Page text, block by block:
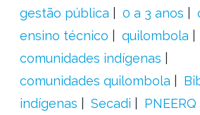
gestão pública
0 a 3 anos
ensino técnico
quilombola
comunidades indígenas
comunidades quilombola
indígenas
Secadi PNEERQ